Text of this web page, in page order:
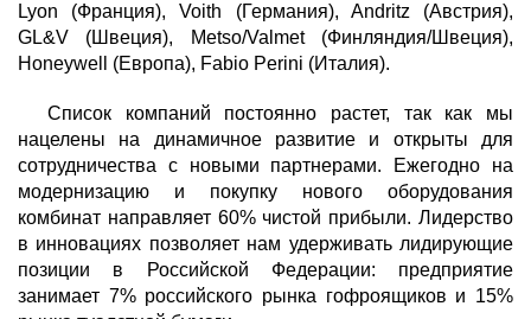
Lyon (Франция), Voith (Германия), Andritz (Австрия),
GL&V (Швеция), Metso/Valmet (Финляндия/Швеция),
Honeywell (Европа), Fabio Perini (Италия).
Список компаний постоянно растет, так как мы
нацелены на динамичное развитие и открыты для
сотрудничества с новыми партнерами. Ежегодно на
модернизацию и покупку нового оборудования
комбинат направляет 60% чистой прибыли. Лидерство
в инновациях позволяет нам удерживать лидирующие
позиции в Российской Федерации: предприятие
занимает 7% российского рынка гофроящиков и 15%